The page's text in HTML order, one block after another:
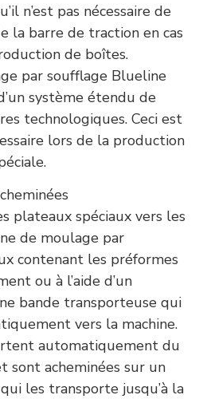
n’est pas nécessaire de
la barre de traction en cas
de boîtes.
par soufflage Blueline
système étendu de
technologiques. Ceci est
lors de la production
plateaux spéciaux vers les
de moulage par
contenant les préformes
ou à l’aide d’un
bande transporteuse qui
vers la machine.
automatiquement du
sont acheminées sur un
les transporte jusqu’à la